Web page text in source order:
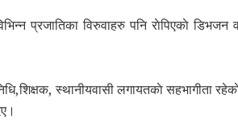
प्रजातिका विरुवाहरु पनि राेपिएकाे डिभजन
स्थानीयवासी लगायतकाे सहभागीता